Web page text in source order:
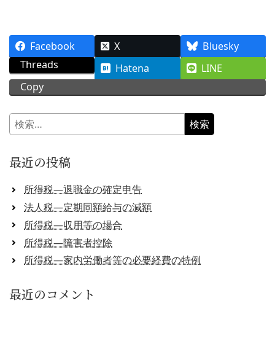
Facebook X
Bluesky
Threads
Hatena
LINE
Copy
検
索:
最近の投稿
所得税―退職金の確定申告
法人税―定期同額給与の減額
所得税―収用等の場合
所得税―障害者控除
所得税―家内労働者等の必要経費の特例
最近のコメント